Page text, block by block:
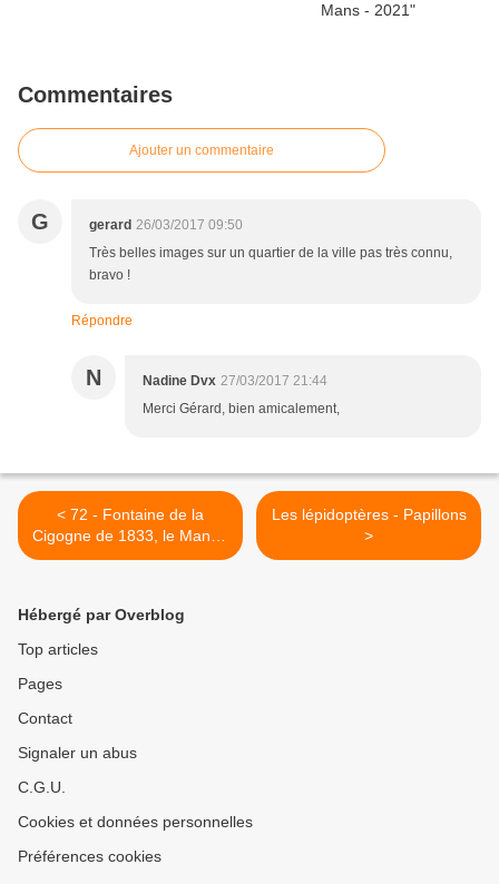
Commentaires
Ajouter un commentaire
G gerard 26/03/2017 09:50
Très belles images sur un quartier de la ville pas très connu,
bravo !
Répondre
N Nadine Dvx 27/03/2017 21:44
Merci Gérard, bien amicalement,
< 72 - Fontaine de la
Cigogne de 1833, le Mans -
Sarthe
Les lépidoptères - Papillons
>
Hébergé par Overblog
Top articles
Pages
Contact
Signaler un abus
C.G.U.
Cookies et données personnelles
Préférences cookies